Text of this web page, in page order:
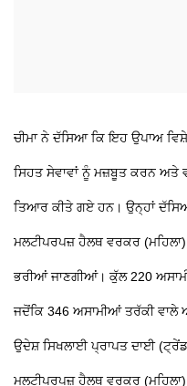
ਚੀਮਾ ਨੇ ਦੱਸਿਆ ਕਿ ਇਹ ਉਪਾਅ
ਸਿਹਤ ਸੇਵਾਵਾਂ ਨੂੰ ਮਜ਼ਬੂਤ ਕਰਨ ਅਤੇ
ਤਿਆਰ ਕੀਤੇ ਗਏ ਹਨ। ਉਨ੍ਹਾਂ
ਮਲਟੀਪਰਪਜ਼ ਹੈਲਥ ਵਰਕਰ
ਭਰੀਆਂ ਜਾਣਗੀਆਂ। ਕੁੱਲ 220
ਜਦੋਂਕਿ 346 ਅਸਾਮੀਆਂ ਤਰੱਕੀ ਵਾਲੇ
ਉਦੇਸ਼ ਸਿਖਲਾਈ ਪ੍ਰਾਪਤ ਦਾਈ
ਮਲਟੀਪਰਪਜ਼ ਹੈਲਥ ਵਰਕਰ